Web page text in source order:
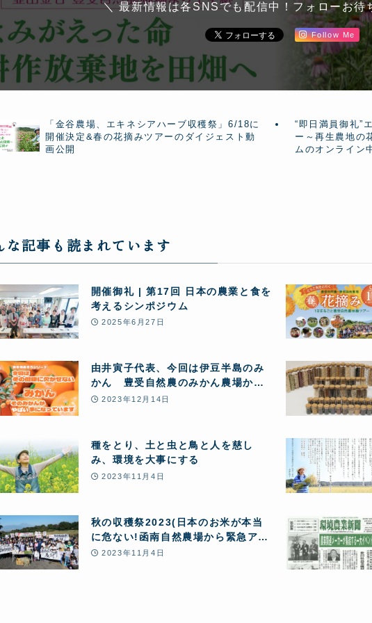
＼ 最新情報は各SNSでも配信中！フォローお待
Follow Me
「金谷農場、エキネシアハーブ収穫祭」6/18に
開催決定&春の花摘みツアーのダイジェスト動
画公開
“即日満員御礼”
ー～再生農地の
ムのオンライン
な記事も読まれています
開催御礼 | 第17回 日本の農業と食を
考えるシンポジウム
2025年6月27日
由井寅子代表、今回は伊豆半島のみ
かん 豊受自然農のみかん農場から
お送りします♪
2023年12月14日
種をとり、土と虫と鳥と人を慈し
み、環境を大事にする
2023年11月4日
秋の収穫祭2023(日本のお米が本当
に危ない!函南自然農場から緊急アピ
ールを行いました)
2023年11月4日